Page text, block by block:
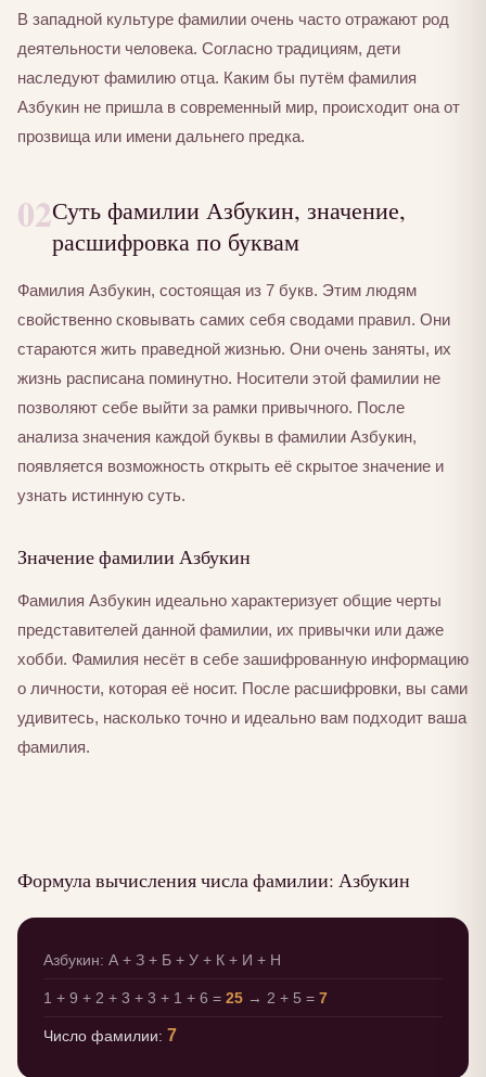
В западной культуре фамилии очень часто отражают род
деятельности человека. Согласно традициям, дети
наследуют фамилию отца. Каким бы путём фамилия
Азбукин не пришла в современный мир, происходит она от
прозвища или имени дальнего предка.
02Суть фамилии Азбукин, значение,
расшифровка по буквам
Фамилия Азбукин, состоящая из 7 букв. Этим людям
свойственно сковывать самих себя сводами правил. Они
стараются жить праведной жизнью. Они очень заняты, их
жизнь расписана поминутно. Носители этой фамилии не
позволяют себе выйти за рамки привычного. После
анализа значения каждой буквы в фамилии Азбукин,
появляется возможность открыть её скрытое значение и
узнать истинную суть.
Значение фамилии Азбукин
Фамилия Азбукин идеально характеризует общие черты
представителей данной фамилии, их привычки или даже
хобби. Фамилия несёт в себе зашифрованную информацию
о личности, которая её носит. После расшифровки, вы сами
удивитесь, насколько точно и идеально вам подходит ваша
фамилия.
Формула вычисления числа фамилии: Азбукин
Азбукин: А + З + Б + У + К + И + Н
1 + 9 + 2 + 3 + 3 + 1 + 6 = 25 → 2 + 5 = 7
Число фамилии: 7